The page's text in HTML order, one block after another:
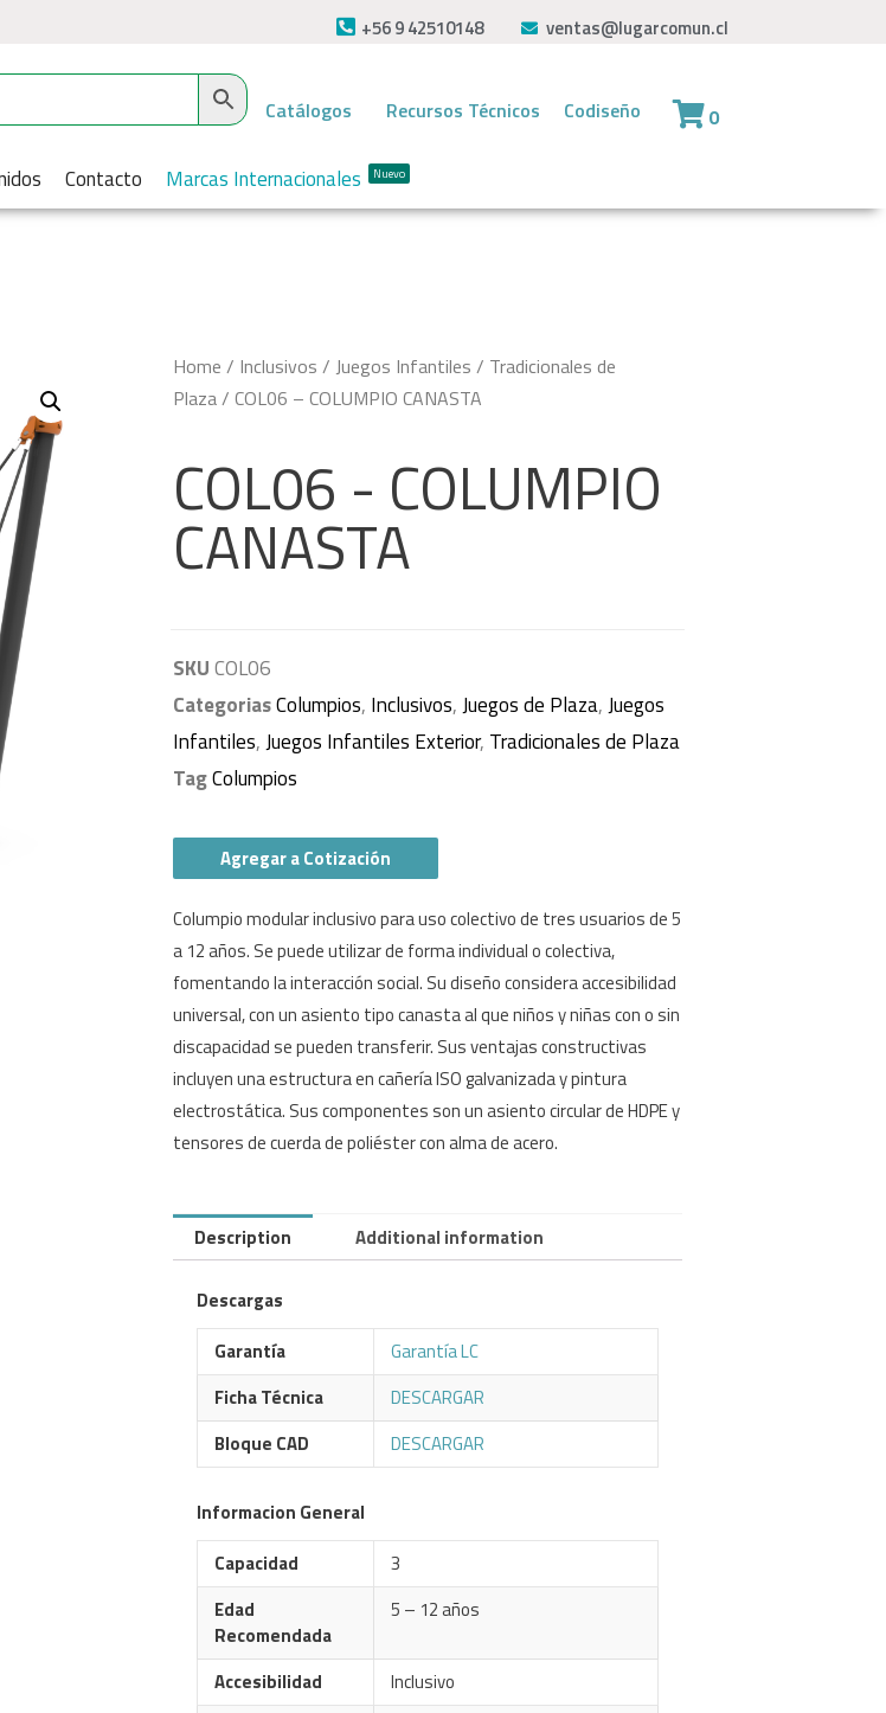
+56 9 42510148 ventas@lugarcomun.cl
Catálogos Recursos Técnicos Codiseño 0
Contacto Marcas Internacionales Nuevo
Home / Inclusivos / Juegos Infantiles / Tradicionales de
Plaza/ COL06 – COLUMPIO CANASTA
COL06 - COLUMPIO
CANASTA
SKUCOL06
CategoriasColumpios, Inclusivos,Juegos de Plaza,Juegos
Infantiles,Juegos Infantiles Exterior, Tradicionales de Plaza
TagColumpios
Agregar a Cotización
Columpio modular inclusivo para uso colectivo de tres usuarios de 5
a 12 años. Se puede utilizar de forma individual o colectiva,
fomentando la interacción social. Su diseño considera accesibilidad
universal, con un asiento tipo canasta al que niños y niñas con o sin
discapacidad se pueden transferir. Sus ventajas constructivas
incluyen una estructura en cañería ISO galvanizada y pintura
electrostática. Sus componentes son un asiento circular de HDPE y
tensores de cuerda de poliéster con alma de acero.
Description Additional information
Descargas
Garantía
Garantía LC
Ficha Técnica
DESCARGAR
Bloque CAD
DESCARGAR
Informacion General
Capacidad
3
Edad
Recomendada
5 – 12 años
Accesibilidad
Inclusivo